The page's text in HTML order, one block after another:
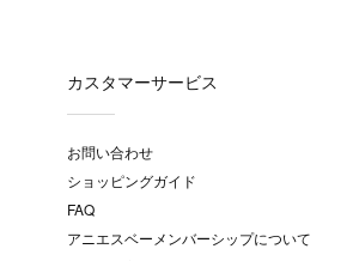
カスタマーサービス
お問い合わせ
ショッピングガイド
FAQ
アニエスベーメンバーシップについて